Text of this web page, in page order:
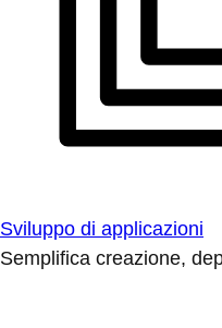
Sviluppo di applicazioni
Semplifica creazione,